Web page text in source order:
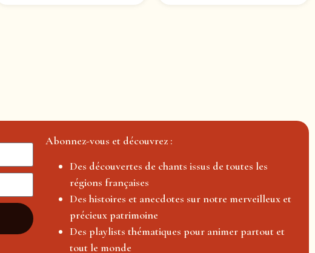
Abonnez-vous et découvrez :
Des découvertes de chants issus de toutes les
régions françaises
Des histoires et anecdotes sur notre merveilleux et
précieux patrimoine
Des playlists thématiques pour animer partout et
tout le monde